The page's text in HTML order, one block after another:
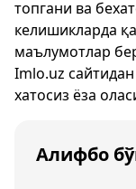
топгани ва
келишикларда
маълумотлар
Imlo.uz
хатосиз ёза
Алифбо